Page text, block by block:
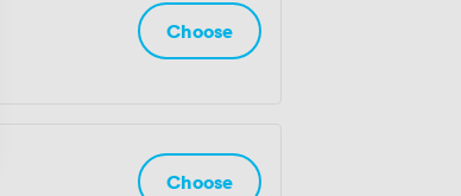
Choose
Choose